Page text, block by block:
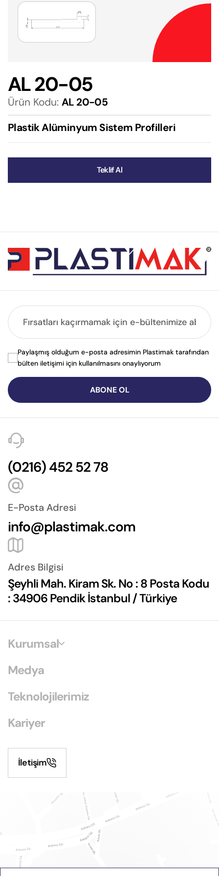
AL 20-05
Ürün Kodu: AL 20-05
Plastik Alüminyum Sistem Profilleri
Teklif Al
ABONE OL
Paylaşmış olduğum e-posta adresimin Plastimak tarafından
bülten iletişimi için kullanılmasını onaylıyorum
(0216) 452 52 78
E-Posta Adresi
info@plastimak.com
Adres Bilgisi
Şeyhli Mah. Kiram Sk. No : 8 Posta Kodu
: 34906 Pendik İstanbul / Türkiye
Kurumsal
Medya
Teknolojilerimiz
Kariyer
İletişim